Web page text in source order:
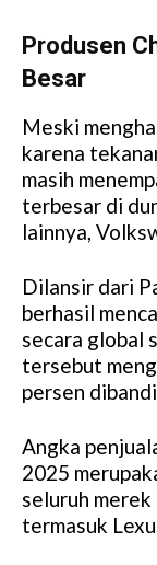
Produsen
Besar
Meski
karena
masih
terbesar di
lainnya,
Dilansir dari
berhasil
secara global
tersebut
persen
Angka
2025
seluruh merek
termasuk